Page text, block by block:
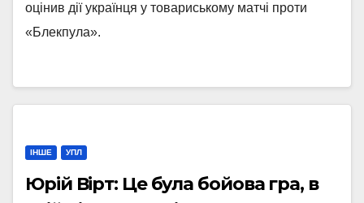
оцінив дії українця у товариському матчі проти
«Блекпула».
ІНШЕ УПЛ
Юрій Вірт: Це була бойова гра, в